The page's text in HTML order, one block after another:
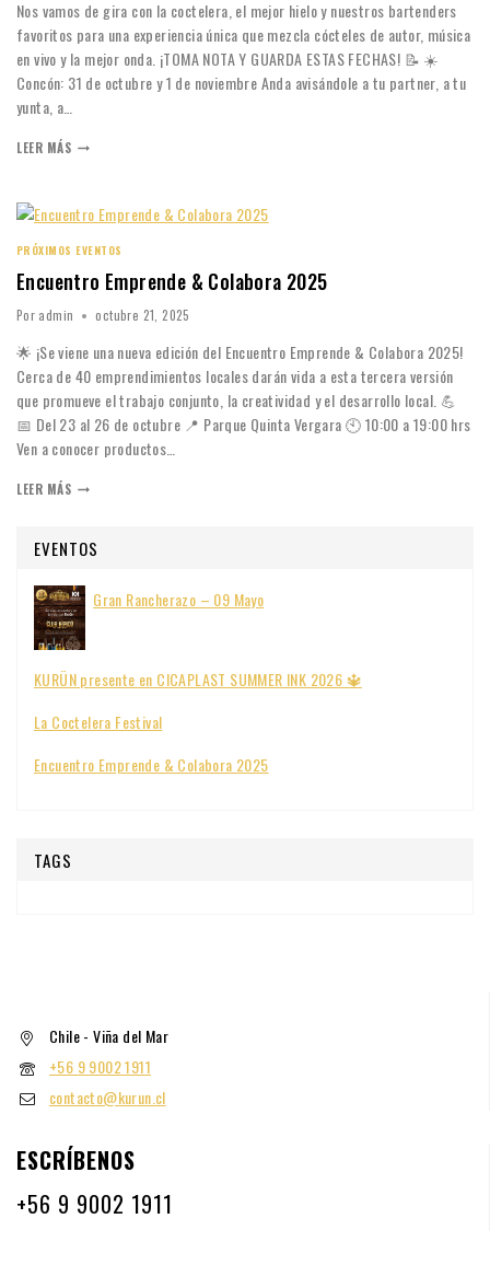
Nos vamos de gira con la coctelera, el mejor hielo y nuestros bartenders
favoritos para una experiencia única que mezcla cócteles de autor, música
en vivo y la mejor onda. ¡TOMA NOTA Y GUARDA ESTAS FECHAS! 📝 ☀️
Concón: 31 de octubre y 1 de noviembre Anda avisándole a tu partner, a tu
yunta, a…
LEER MÁS
PRÓXIMOS EVENTOS
Encuentro Emprende & Colabora 2025
Por admin octubre 21, 2025
🌟 ¡Se viene una nueva edición del Encuentro Emprende & Colabora 2025!
Cerca de 40 emprendimientos locales darán vida a esta tercera versión
que promueve el trabajo conjunto, la creatividad y el desarrollo local. 💪
📅 Del 23 al 26 de octubre 📍 Parque Quinta Vergara 🕙 10:00 a 19:00 hrs
Ven a conocer productos…
LEER MÁS
EVENTOS
Gran Rancherazo – 09 Mayo
KURÜN presente en CICAPLAST SUMMER INK 2026 🔱
La Coctelera Festival
Encuentro Emprende & Colabora 2025
TAGS
Chile - Viña del Mar
+56 9 9002 1911
contacto@kurun.cl
ESCRÍBENOS
+56 9 9002 1911